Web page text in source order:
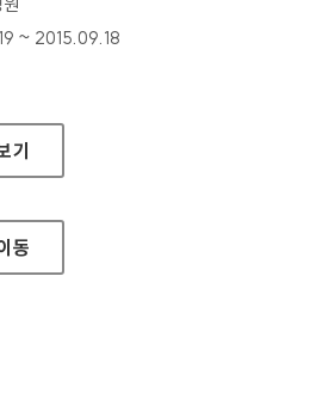
~ 2015.09.18
병원 홈페이지
기
동